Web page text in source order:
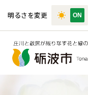
明るさを変更